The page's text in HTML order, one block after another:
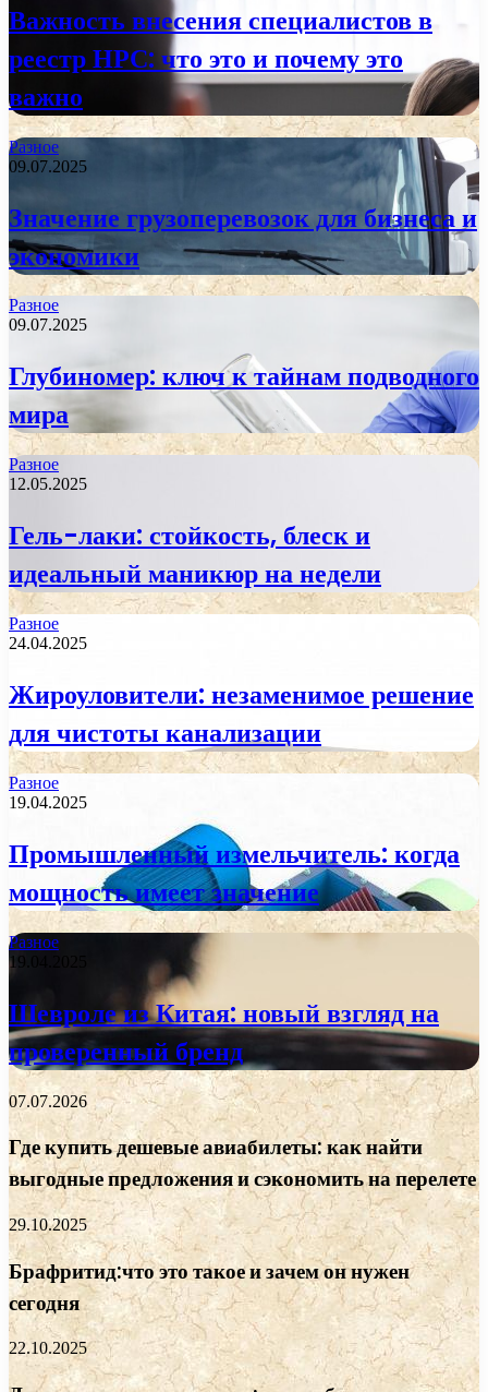
Важность внесения специалистов в
реестр НРС: что это и почему это
важно
Разное
09.07.2025
Значение грузоперевозок для бизнеса и
экономики
Разное
09.07.2025
Глубиномер: ключ к тайнам подводного
мира
Разное
12.05.2025
Гель-лаки: стойкость, блеск и
идеальный маникюр на недели
Разное
24.04.2025
Жироуловители: незаменимое решение
для чистоты канализации
Разное
19.04.2025
Промышленный измельчитель: когда
мощность имеет значение
Разное
19.04.2025
Шевроле из Китая: новый взгляд на
проверенный бренд
07.07.2026
Где купить дешевые авиабилеты: как найти
выгодные предложения и сэкономить на перелете
29.10.2025
Брафритид:что это такое и зачем он нужен
сегодня
22.10.2025